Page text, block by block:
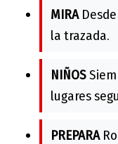
MIRADesde
la trazada.
NIÑOS
lugares
PREPARA